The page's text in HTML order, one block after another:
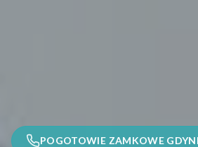
POGOTOWIE ZAMKOWE